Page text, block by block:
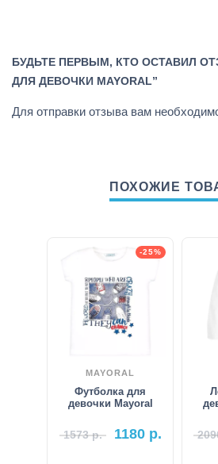
БУДЬТЕ ПЕРВЫМ, КТО ОСТАВИЛ
ДЛЯ ДЕВОЧКИ MAYORAL”
Для отправки отзыва вам
ПОХОЖИЕ
-25%
MAYORAL
Футболка для
девочки Mayoral
1573р. 1180р.